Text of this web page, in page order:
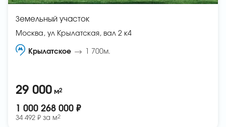
Земельный участок
Москва, ул Крылатская, вал 2 к4
Крылатское 1 700м.
29 000 м2
1 000 268 000 ₽
34 492 ₽ за м2